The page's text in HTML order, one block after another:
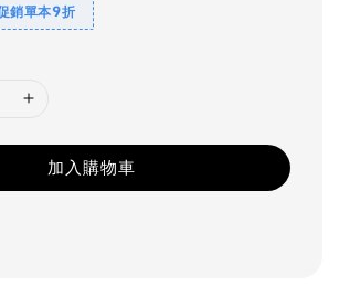
銷單本9折
加入購物車